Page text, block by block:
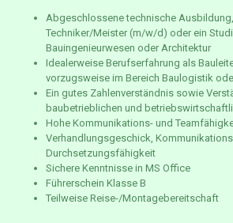
Abgeschlossene technische
Techniker/Meister (m/w/d) oder ein
Bauingenieurwesen oder Architektur
Idealerweise Berufserfahrung als
vorzugsweise im Bereich Baulogistik
Ein gutes Zahlenverständnis sowie
baubetrieblichen und
Hohe Kommunikations- und
Verhandlungsgeschick,
Durchsetzungsfähigkeit
Sichere Kenntnisse in MS Office
Führerschein Klasse B
Teilweise Reise-/Montagebereitschaft